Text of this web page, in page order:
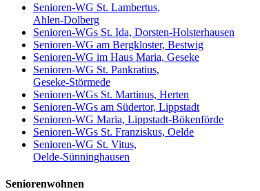
Senioren-WG St. Lambertus,
Ahlen-Dolberg
Senioren-WGs St. Ida, Dorsten-Holsterhausen
Senioren-WG am Bergkloster, Bestwig
Senioren-WG im Haus Maria, Geseke
Senioren-WG St. Pankratius,
Geseke-Störmede
Senioren-WGs St. Martinus, Herten
Senioren-WGs am Südertor, Lippstadt
Senioren-WG Maria, Lippstadt-Bökenförde
Senioren-WGs St. Franziskus, Oelde
Senioren-WG St. Vitus,
Oelde-Sünninghausen
Seniorenwohnen